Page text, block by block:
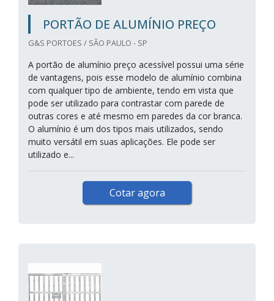
PORTÃO DE ALUMÍNIO PREÇO
G&S PORTOES / SÃO PAULO - SP
A portão de alumínio preço acessível possui uma série
de vantagens, pois esse modelo de alumínio combina
com qualquer tipo de ambiente, tendo em vista que
pode ser utilizado para contrastar com parede de
outras cores e até mesmo em paredes da cor branca.
O alumínio é um dos tipos mais utilizados, sendo
muito versátil em suas aplicações. Ele pode ser
utilizado e...
Cotar agora